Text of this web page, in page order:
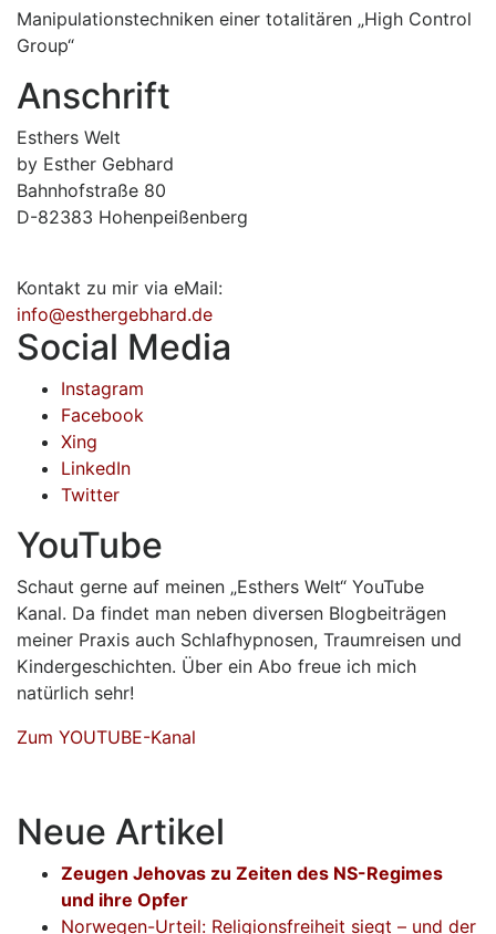
Manipulationstechniken einer totalitären „High Control
Group“
Anschrift
Esthers Welt
by Esther Gebhard
Bahnhofstraße 80
D-82383 Hohenpeißenberg
Kontakt zu mir via eMail:
info@esthergebhard.de
Social Media
Instagram
Facebook
Xing
LinkedIn
Twitter
YouTube
Schaut gerne auf meinen „Esthers Welt“ YouTube
Kanal. Da findet man neben diversen Blogbeiträgen
meiner Praxis auch Schlafhypnosen, Traumreisen und
Kindergeschichten. Über ein Abo freue ich mich
natürlich sehr!
Zum YOUTUBE-Kanal
Neue Artikel
Zeugen Jehovas zu Zeiten des NS-Regimes
und ihre Opfer
Norwegen-Urteil: Religionsfreiheit siegt – und der